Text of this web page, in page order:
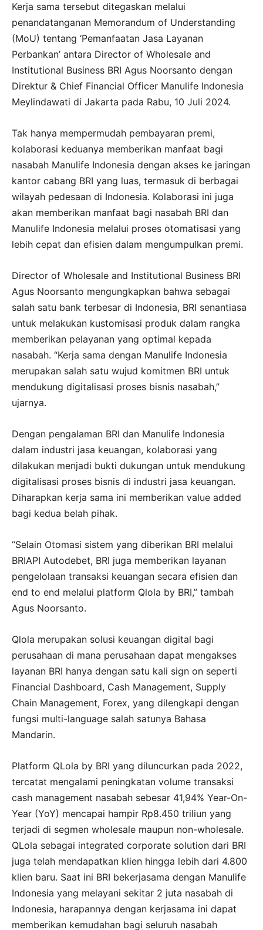
Kerja sama tersebut ditegaskan melalui
penandatanganan Memorandum of Understanding
(MoU) tentang ‘Pemanfaatan Jasa Layanan
Perbankan’ antara Director of Wholesale and
Institutional Business BRI Agus Noorsanto dengan
Direktur & Chief Financial Officer Manulife Indonesia
Meylindawati di Jakarta pada Rabu, 10 Juli 2024.
Tak hanya mempermudah pembayaran premi,
kolaborasi keduanya memberikan manfaat bagi
nasabah Manulife Indonesia dengan akses ke jaringan
kantor cabang BRI yang luas, termasuk di berbagai
wilayah pedesaan di Indonesia. Kolaborasi ini juga
akan memberikan manfaat bagi nasabah BRI dan
Manulife Indonesia melalui proses otomatisasi yang
lebih cepat dan efisien dalam mengumpulkan premi.
Director of Wholesale and Institutional Business BRI
Agus Noorsanto mengungkapkan bahwa sebagai
salah satu bank terbesar di Indonesia, BRI senantiasa
untuk melakukan kustomisasi produk dalam rangka
memberikan pelayanan yang optimal kepada
nasabah. “Kerja sama dengan Manulife Indonesia
merupakan salah satu wujud komitmen BRI untuk
mendukung digitalisasi proses bisnis nasabah,”
ujarnya.
Dengan pengalaman BRI dan Manulife Indonesia
dalam industri jasa keuangan, kolaborasi yang
dilakukan menjadi bukti dukungan untuk mendukung
digitalisasi proses bisnis di industri jasa keuangan.
Diharapkan kerja sama ini memberikan value added
bagi kedua belah pihak.
“Selain Otomasi sistem yang diberikan BRI melalui
BRIAPI Autodebet, BRI juga memberikan layanan
pengelolaan transaksi keuangan secara efisien dan
end to end melalui platform Qlola by BRI,” tambah
Agus Noorsanto.
Qlola merupakan solusi keuangan digital bagi
perusahaan di mana perusahaan dapat mengakses
layanan BRI hanya dengan satu kali sign on seperti
Financial Dashboard, Cash Management, Supply
Chain Management, Forex, yang dilengkapi dengan
fungsi multi-language salah satunya Bahasa
Mandarin.
Platform QLola by BRI yang diluncurkan pada 2022,
tercatat mengalami peningkatan volume transaksi
cash management nasabah sebesar 41,94% Year-On-
Year (YoY) mencapai hampir Rp8.450 triliun yang
terjadi di segmen wholesale maupun non-wholesale.
QLola sebagai integrated corporate solution dari BRI
juga telah mendapatkan klien hingga lebih dari 4.800
klien baru. Saat ini BRI bekerjasama dengan Manulife
Indonesia yang melayani sekitar 2 juta nasabah di
Indonesia, harapannya dengan kerjasama ini dapat
memberikan kemudahan bagi seluruh nasabah